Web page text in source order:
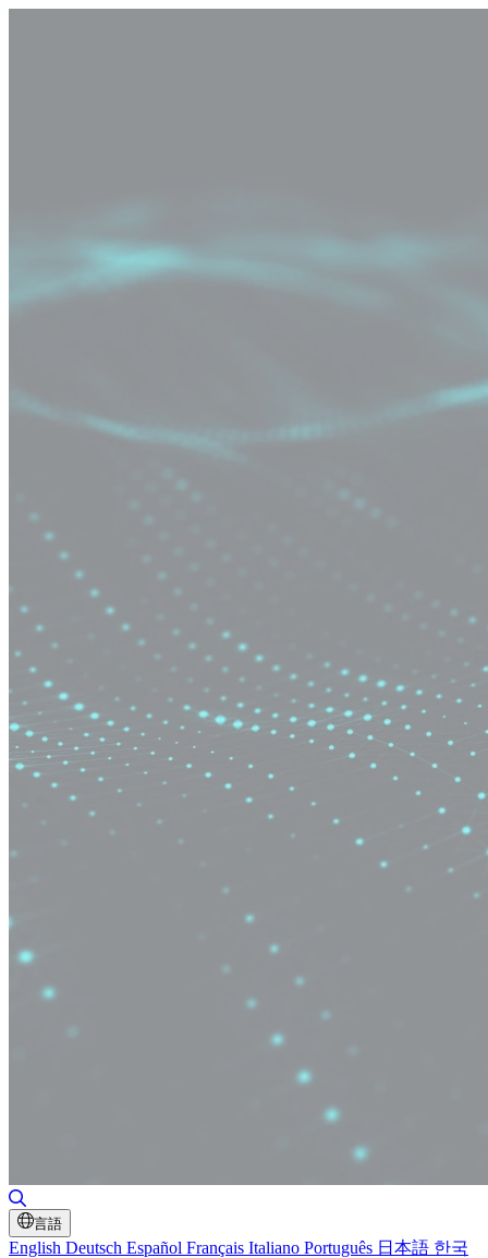
言語
English Deutsch Español Français Italiano Português 日本語 한국